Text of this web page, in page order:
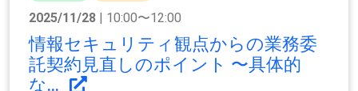
2025/11/28 | 10:00〜12:00
情報セキュリティ観点からの業務委
託契約見直しのポイント 〜具体的
な...